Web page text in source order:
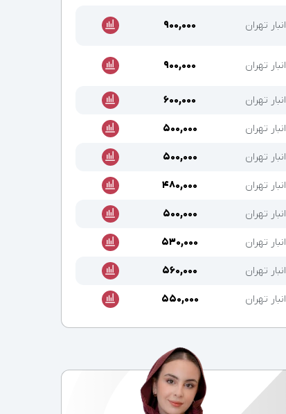
انبار تهران ۹۰۰,۰۰۰
انبار تهران ۹۰۰,۰۰۰
انبار تهران ۶۰۰,۰۰۰
انبار تهران ۵۰۰,۰۰۰
انبار تهران ۵۰۰,۰۰۰
انبار تهران ۴۸۰,۰۰۰
انبار تهران ۵۰۰,۰۰۰
انبار تهران ۵۳۰,۰۰۰
انبار تهران ۵۶۰,۰۰۰
انبار تهران ۵۵۰,۰۰۰